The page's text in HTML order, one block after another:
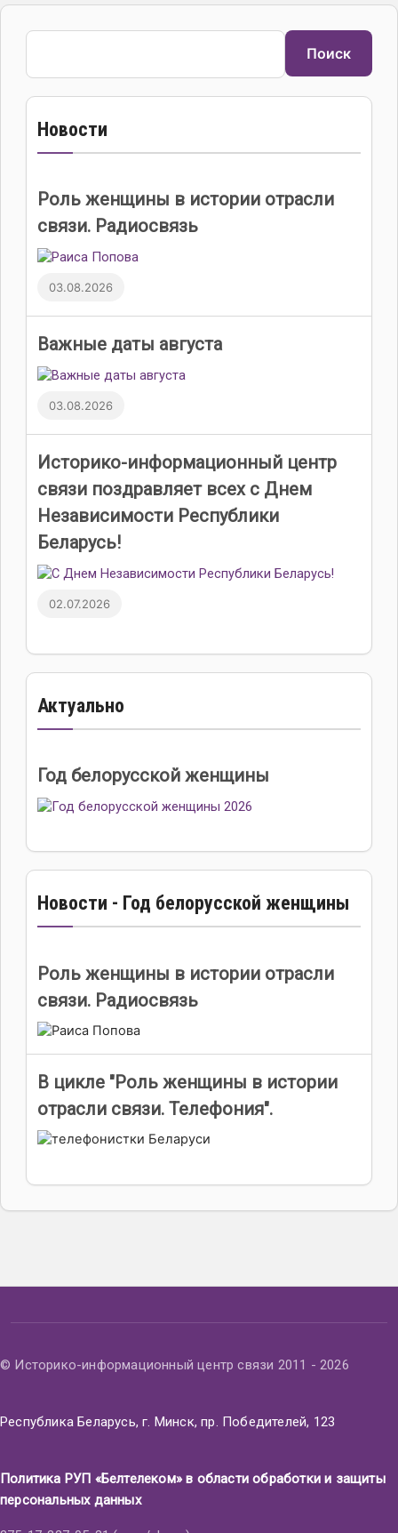
Поиск
Поиск
Новости
Роль женщины в истории отрасли
связи. Радиосвязь
03.08.2026
Важные даты августа
03.08.2026
Историко-информационный центр
связи поздравляет всех с Днем
Независимости Республики
Беларусь!
02.07.2026
Актуально
Год белорусской женщины
Новости - Год белорусской женщины
Роль женщины в истории отрасли
связи. Радиосвязь
В цикле "Роль женщины в истории
отрасли связи. Телефония".
© Историко-информационный центр связи 2011 - 2026
Республика Беларусь, г. Минск, пр. Победителей, 123
Политика РУП «Белтелеком» в области обработки и защиты
персональных данных